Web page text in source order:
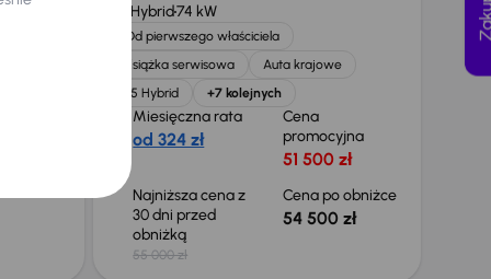
1.5 Hybrid74 kW
Od pierwszego właściciela
Książka serwisowa
Auta krajowe
1.5 Hybrid
+7 kolejnych
Miesięczna rata
od 324 zł
Cena
promocyjna
51 500 zł
Najniższa cena z
30 dni przed
obniżką
55 000 zł
Cena po obniżce
54 500 zł